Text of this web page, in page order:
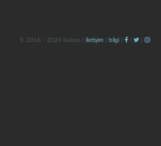
© 2016 - 2024 kulzos | iletişim bilgi